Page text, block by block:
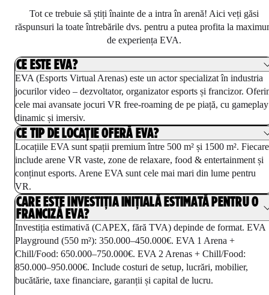
Tot ce trebuie să știți înainte de a intra în arenă! Aici veți găsi
răspunsuri la toate întrebările dvs. pentru a putea profita la
de experiența EVA.
CE ESTE EVA?
EVA (Esports Virtual Arenas) este un actor specializat în industria
jocurilor video – dezvoltator, organizator esports și francizor.
cele mai avansate jocuri VR free-roaming de pe piață, cu gameplay
dinamic și imersiv.
CE TIP DE LOCAȚIE OFERĂ EVA?
Locațiile EVA sunt spații premium între 500 m² și 1500 m². Fiecare
include arene VR vaste, zone de relaxare, food & entertainment și
conținut esports. Arene EVA sunt cele mai mari din lume pentru
VR.
CARE ESTE INVESTIȚIA INIȚIALĂ ESTIMATĂ PENTRU O
FRANCIZĂ EVA?
Investiția estimativă (CAPEX, fără TVA) depinde de format. EVA
Playground (550 m²): 350.000–450.000€. EVA 1 Arena +
Chill/Food: 650.000–750.000€. EVA 2 Arenas + Chill/Food:
850.000–950.000€. Include costuri de setup, lucrări, mobilier,
bucătărie, taxe financiare, garanții și capital de lucru.